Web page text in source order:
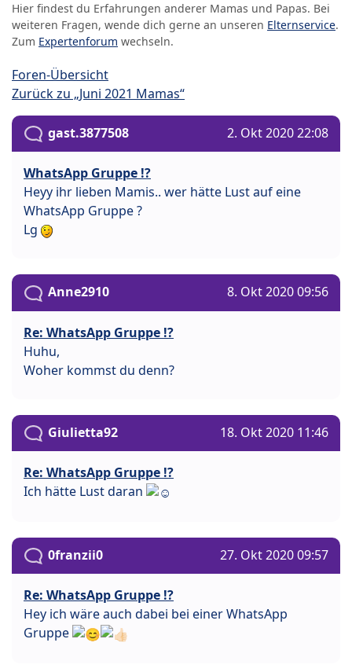
Hier findest du Erfahrungen anderer Mamas und Papas. Bei
weiteren Fragen, wende dich gerne an unseren Elternservice.
Zum Expertenforum wechseln.
Foren-Übersicht
Zurück zu „Juni 2021 Mamas“
gast.3877508 2. Okt 2020 22:08
WhatsApp Gruppe !?
Heyy ihr lieben Mamis.. wer hätte Lust auf eine
WhatsApp Gruppe ?
Lg
Anne2910 8. Okt 2020 09:56
Re: WhatsApp Gruppe !?
Huhu,
Woher kommst du denn?
Giulietta92 18. Okt 2020 11:46
Re: WhatsApp Gruppe !?
Ich hätte Lust daran
0franzii0 27. Okt 2020 09:57
Re: WhatsApp Gruppe !?
Hey ich wäre auch dabei bei einer WhatsApp
Gruppe